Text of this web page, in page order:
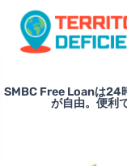
SMBC Free Loanは24
が自由。便利